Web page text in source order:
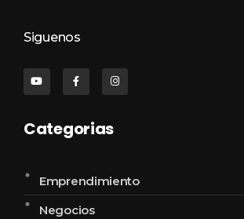
Siguenos
Categorias
Emprendimiento
Negocios